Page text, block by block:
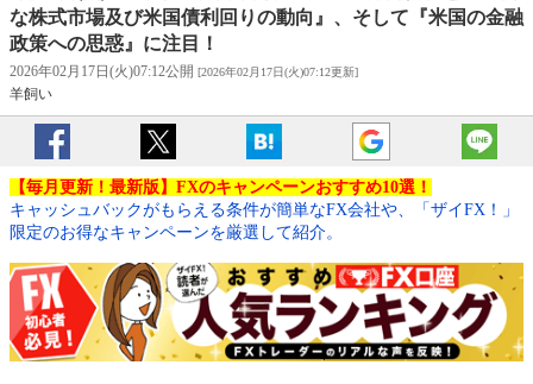
な株式市場及び米国債利回りの動向』、そして『米国の金融
政策への思惑』に注目！
2026年02月17日(火)07:12公開 [2026年02月17日(火)07:12更新]
羊飼い
【毎月更新！最新版】FXのキャンペーンおすすめ10選！
キャッシュバックがもらえる条件が簡単なFX会社や、「ザイFX！」
限定のお得なキャンペーンを厳選して紹介。